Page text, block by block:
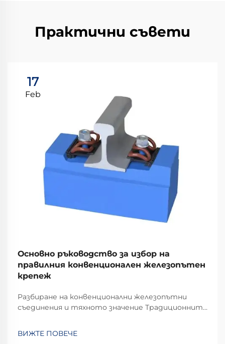
Практични съвети
17
Feb
Основно ръководство за избор на
правилния конвенционален железопътен
крепеж
Разбиране на конвенционални железопътни
съединения и тяхното значение Традиционните
железопътните линии в ежедневната
ВИЖТЕ ПОВЕЧЕ